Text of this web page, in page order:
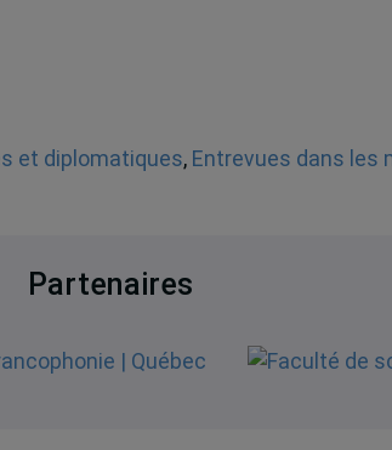
et diplomatiques, Entrevues dans les
Partenaires